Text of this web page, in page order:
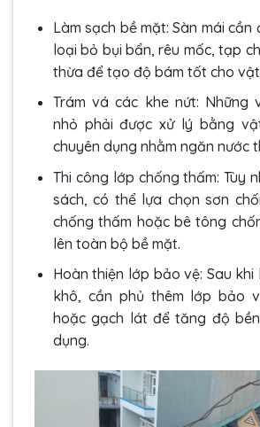
Làm sạch bề mặt: Sàn mái cần
loại bỏ bụi bẩn, rêu mốc, tạp
thừa để tạo độ bám tốt cho vật
Trám vá các khe nứt: Những
nhỏ phải được xử lý bằng
chuyên dụng nhằm ngăn nước
Thi công lớp chống thấm: Tùy
sách, có thể lựa chọn sơn
chống thấm hoặc bê tông
lên toàn bộ bề mặt.
Hoàn thiện lớp bảo vệ: Sau
khô, cần phủ thêm lớp bảo
hoặc gạch lát để tăng độ
dụng.